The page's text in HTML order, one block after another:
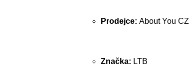
Prodejce: About You CZ
Značka: LTB